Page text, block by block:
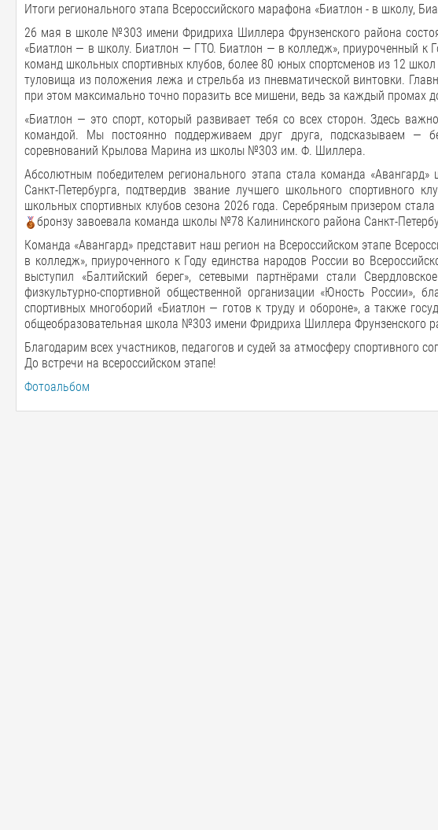
Итоги регионального этапа Всероссийского марафона «Биатлон - в школу,
26 мая в школе №303 имени Фридриха Шиллера Фрунзенского района
«Биатлон — в школу. Биатлон — ГТО. Биатлон — в колледж», приуроченный к
команд школьных спортивных клубов, более 80 юных спортсменов из 12
туловища из положения лежа и стрельба из пневматической винтовки.
при этом максимально точно поразить все мишени, ведь за каждый промах
«Биатлон — это спорт, который развивает тебя со всех сторон. Здесь
командой. Мы постоянно поддерживаем друг друга, подсказываем —
соревнований Крылова Марина из школы №303 им. Ф. Шиллера.
Абсолютным победителем регионального этапа стала команда
Санкт-Петербурга, подтвердив звание лучшего школьного спортивного
школьных спортивных клубов сезона 2026 года. Серебряным призером
бронзу завоевала команда школы №78 Калининского района Санкт-
Команда «Авангард» представит наш регион на Всероссийском этапе
в колледж», приуроченного к Году единства народов России во
выступил «Балтийский берег», сетевыми партнёрами стали
физкультурно-спортивной общественной организации «Юность России»,
спортивных многоборий «Биатлон — готов к труду и обороне», а также
общеобразовательная школа №303 имени Фридриха Шиллера Фрунзенского
Благодарим всех участников, педагогов и судей за атмосферу спортивного
До встречи на всероссийском этапе!
Фотоальбом